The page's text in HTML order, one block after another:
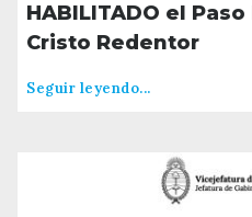
HABILITADO el
Cristo Redentor
Seguir leyendo...